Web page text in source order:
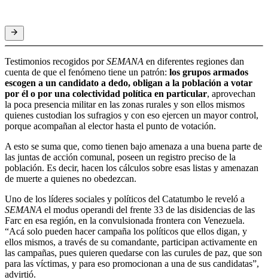
Testimonios recogidos porSEMANA en diferentes regiones dan
cuenta de que el fenómeno tiene un patrón: los grupos armados
escogen a un candidato a dedo, obligan a la población a votar
por él o por una colectividad política en particular, aprovechan
la poca presencia militar en las zonas rurales y son ellos mismos
quienes custodian los sufragios y con eso ejercen un mayor control,
porque acompañan al elector hasta el punto de votación.
A esto se suma que, como tienen bajo amenaza a una buena parte de
las juntas de acción comunal, poseen un registro preciso de la
población. Es decir, hacen los cálculos sobre esas listas y amenazan
de muerte a quienes no obedezcan.
Uno de los líderes sociales y políticos del Catatumbo le reveló a
SEMANA el modus operandi del frente 33 de las disidencias de las
Farc en esa región, en la convulsionada frontera con Venezuela.
“Acá solo pueden hacer campaña los políticos que ellos digan, y
ellos mismos, a través de su comandante, participan activamente en
las campañas, pues quieren quedarse con las curules de paz, que son
para las víctimas, y para eso promocionan a una de sus candidatas”,
advirtió.